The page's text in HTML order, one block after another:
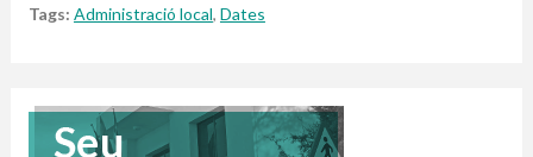
Tags: Administració local, Dates